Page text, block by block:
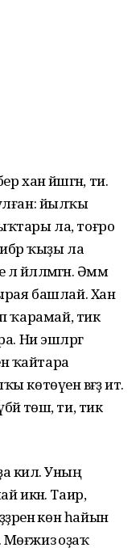
йәшәгән, ти.
йылҡы
ла, тоғро
ҡыҙы ла
йәлләмәгән. Әммә
башлай. Хан
ҡарамай, тик
Ни эшләргә
ҡайтара
вәғәҙә итә.
төшә, ти, тик
килә. Уның
икән. Таир,
көн һайын
оҙаҡ